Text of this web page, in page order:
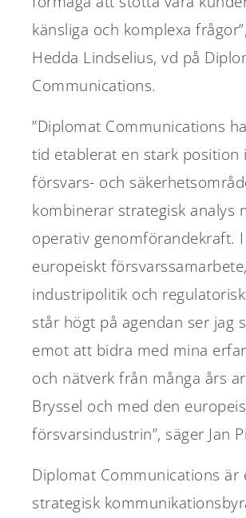
känsliga och komplexa
Hedda Lindselius, vd på
Communications.
”Diplomat Communications
tid etablerat en stark position
försvars- och
kombinerar strategisk analys
operativ genomförandekraft.
europeiskt försvarssamarbete,
industripolitik och
står högt på agendan ser jag
emot att bidra med mina
och nätverk från många års
Bryssel och med den
försvarsindustrin”, säger Jan
Diplomat Communications är
strategisk